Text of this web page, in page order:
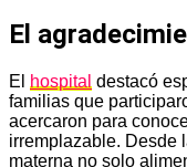
El
El hospital destacó
familias que
acercaron para
irremplazable. Desde
materna no solo